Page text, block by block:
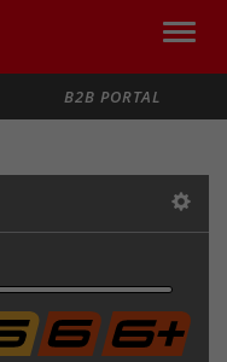
Toggle
B2B PORTAL